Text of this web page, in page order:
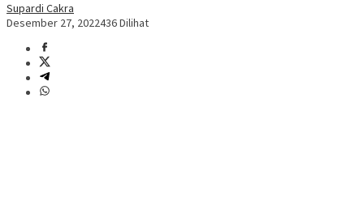
Supardi Cakra
Desember 27, 2022436 Dilihat